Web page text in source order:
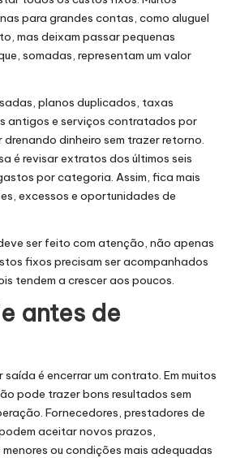
para grandes contas, como aluguel
mas deixam passar pequenas
somadas, representam um valor
planos duplicados, taxas
antigos e serviços contratados por
drenando dinheiro sem trazer retorno.
é revisar extratos dos últimos seis
por categoria. Assim, fica mais
excessos e oportunidades de
ser feito com atenção, não apenas
fixos precisam ser acompanhados
tendem a crescer aos poucos.
antes de
saída é encerrar um contrato. Em muitos
pode trazer bons resultados sem
Fornecedores, prestadores de
aceitar novos prazos,
ou condições mais adequadas